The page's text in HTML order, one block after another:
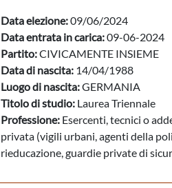
Data elezione:09/06/2024
Data entrata in carica:09-06-2024
Partito:CIVICAMENTE INSIEME
Data di nascita: 14/04/1988
Luogo di nascita:GERMANIA
Titolo di studio: Laurea Triennale
Professione: Esercenti, tecnici o
privata (vigili urbani, agenti della
rieducazione, guardie private di